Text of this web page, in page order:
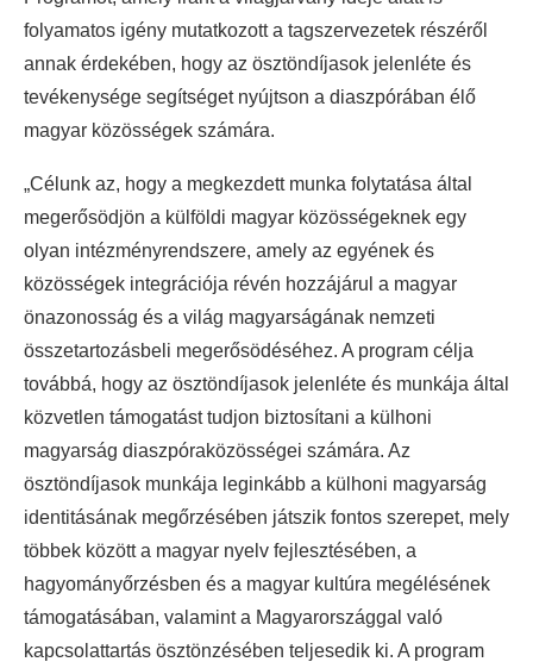
folyamatos igény mutatkozott a tagszervezetek részéről
annak érdekében, hogy az ösztöndíjasok jelenléte és
tevékenysége segítséget nyújtson a diaszpórában élő
magyar közösségek számára.
„Célunk az, hogy a megkezdett munka folytatása által
megerősödjön a külföldi magyar közösségeknek egy
olyan intézményrendszere, amely az egyének és
közösségek integrációja révén hozzájárul a magyar
önazonosság és a világ magyarságának nemzeti
összetartozásbeli megerősödéséhez. A program célja
továbbá, hogy az ösztöndíjasok jelenléte és munkája által
közvetlen támogatást tudjon biztosítani a külhoni
magyarság diaszpóraközösségei számára. Az
ösztöndíjasok munkája leginkább a külhoni magyarság
identitásának megőrzésében játszik fontos szerepet, mely
többek között a magyar nyelv fejlesztésében, a
hagyományőrzésben és a magyar kultúra megélésének
támogatásában, valamint a Magyarországgal való
kapcsolattartás ösztönzésében teljesedik ki. A program